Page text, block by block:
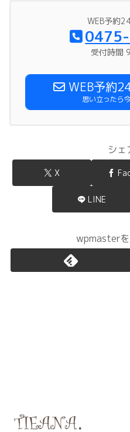
WEB予約
受付時間
WEB予約
思い立ったら
シェ
X
LINE
wpmaster